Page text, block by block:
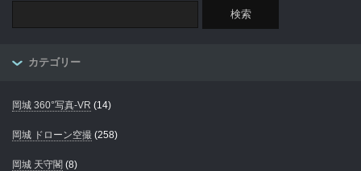
カテゴリー
岡城 360°写真-VR (14)
岡城 ドローン空撮 (258)
岡城 天守閣 (8)